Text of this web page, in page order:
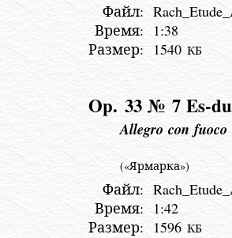
Файл:
Время:
1:38
Размер:
1540 КБ
Op. 33 № 7 Es-
Allegro con fuoco
(«Ярмарка»)
Файл:
Время:
1:42
Размер:
1596 КБ